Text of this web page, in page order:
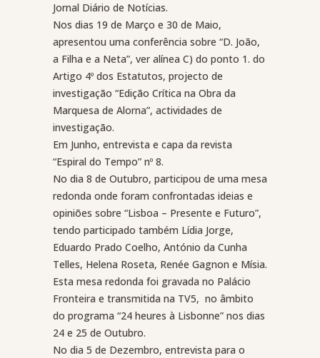
Jornal Diário de Notícias.
Nos dias 19 de Março e 30 de Maio,
apresentou uma conferência sobre “D. João,
a Filha e a Neta”, ver alínea C) do ponto 1. do
Artigo 4º dos Estatutos, projecto de
investigação “Edição Crítica na Obra da
Marquesa de Alorna”, actividades de
investigação.
Em Junho, entrevista e capa da revista
“Espiral do Tempo” nº 8.
No dia 8 de Outubro, participou de uma mesa
redonda onde foram confrontadas ideias e
opiniões sobre “Lisboa – Presente e Futuro”,
tendo participado também Lídia Jorge,
Eduardo Prado Coelho, António da Cunha
Telles, Helena Roseta, Renée Gagnon e Mísia.
Esta mesa redonda foi gravada no Palácio
Fronteira e transmitida na TV5, no âmbito
do programa “24 heures à Lisbonne” nos dias
24 e 25 de Outubro.
No dia 5 de Dezembro, entrevista para o